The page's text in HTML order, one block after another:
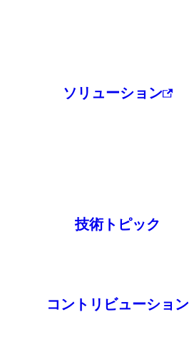
ソリューション
技術トピック
コントリビューション